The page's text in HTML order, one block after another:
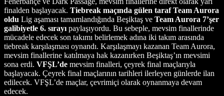
finalden başlayacak. Tiebreak maçında gülen taraf Team Aurora
oldu Lig aşaması tamamlandığında Beşiktaş ve Team Aurora 7’şer
galibiyetle 6. sırayı paylaşıyordu. Bu sebeple, mevsim finallerinde
mücadele edecek son takımı belirlemek adına iki takım arasında
tiebreak karşılaşması oynandı. Karşılaşmayı kazanan Team Aurora,
mevsim finallerine katılmaya hak kazanırken Beşiktaş’ın mevsimi
sona erdi. VFŞL’de mevsim finalleri, çeyrek final maçlarıyla
başlayacak. Çeyrek final maçlarının tarihleri ilerleyen günlerde ilan
edilecek. VFŞL’de maçlar, çevrimiçi olarak oynanmaya devam
edecek.